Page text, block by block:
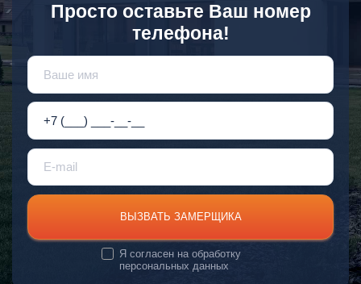
Просто оставьте Ваш номер
телефона!
ВЫЗВАТЬ ЗАМЕРЩИКА
Я согласен наобработку
персональных данных